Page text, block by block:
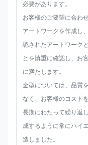
必要があります。
お客様のご要望に合わ
アートワークを作成し
認されたアートワーク
とを慎重に確認し、お
に満たします。
金型については、品質
なく、お客様のコスト
長期にわたって繰り返
成するように常にハイ
造しました。